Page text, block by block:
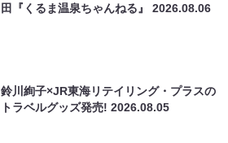
田『くるま温泉ちゃんねる』2026.08.06
鈴川絢子×JR東海リテイリング・プラスの
トラベルグッズ発売!2026.08.05